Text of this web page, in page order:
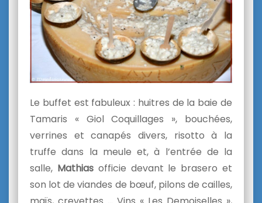
Le buffet est fabuleux : huitres de la baie de
Tamaris « Giol Coquillages », bouchées,
verrines et canapés divers, risotto à la
truffe dans la meule et, à l’entrée de la
salle, Mathiasofficie devant le brasero et
son lot de viandes de bœuf, pilons de cailles,